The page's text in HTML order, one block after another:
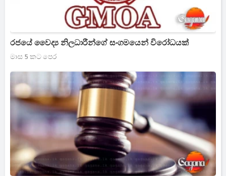
රජයේ වෛද්‍ය නිලධාරීන්ගේ සංගමයෙන් විරෝධයක්
මාස 5 කට පෙර